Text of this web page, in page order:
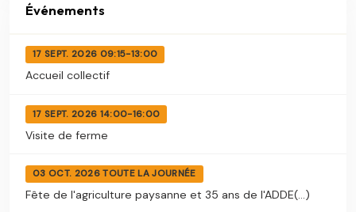
Événements
17 SEPT. 2026 09:15-13:00
Accueil collectif
17 SEPT. 2026 14:00-16:00
Visite de ferme
03 OCT. 2026 TOUTE LA JOURNÉE
Fête de l'agriculture paysanne et 35 ans de l'ADDE(...)